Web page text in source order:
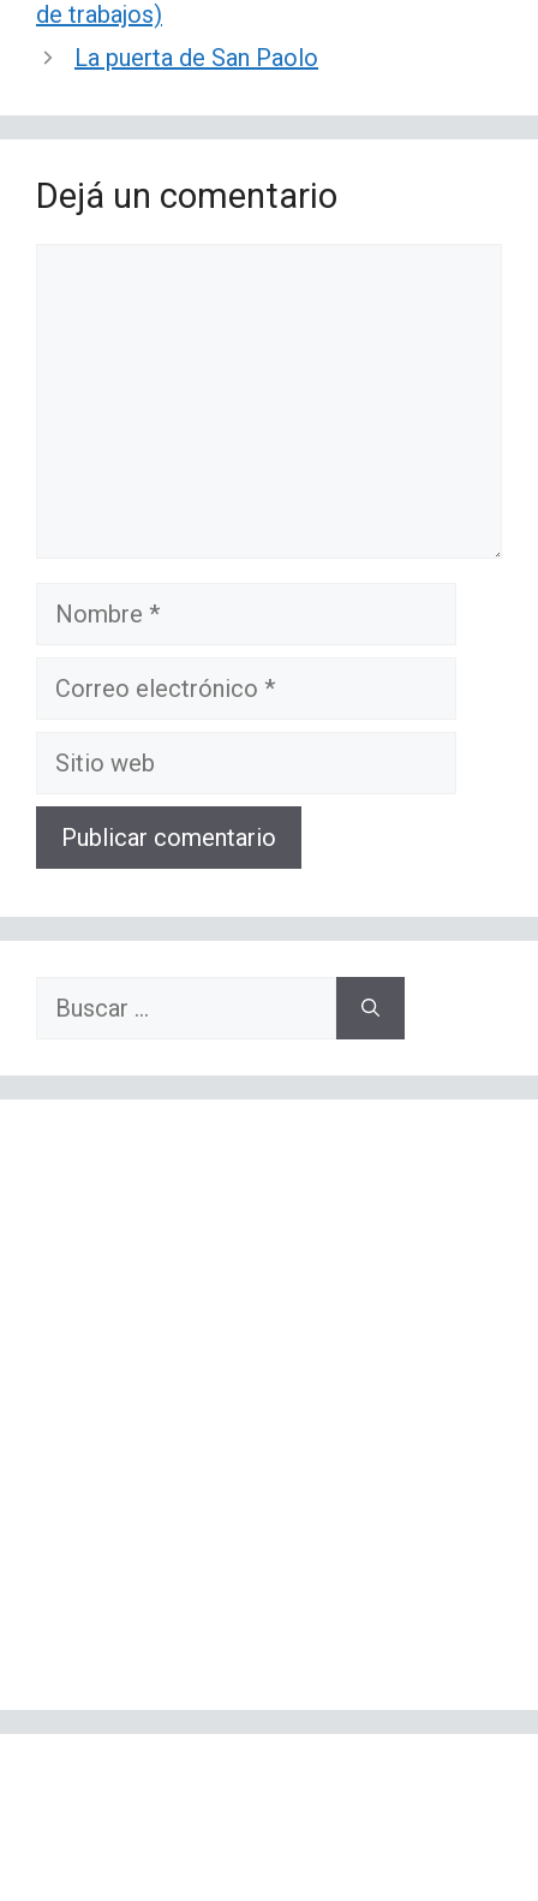
de trabajos)
La puerta de San Paolo
Dejá un comentario
Nombre
Correo
Sitio
Buscar: